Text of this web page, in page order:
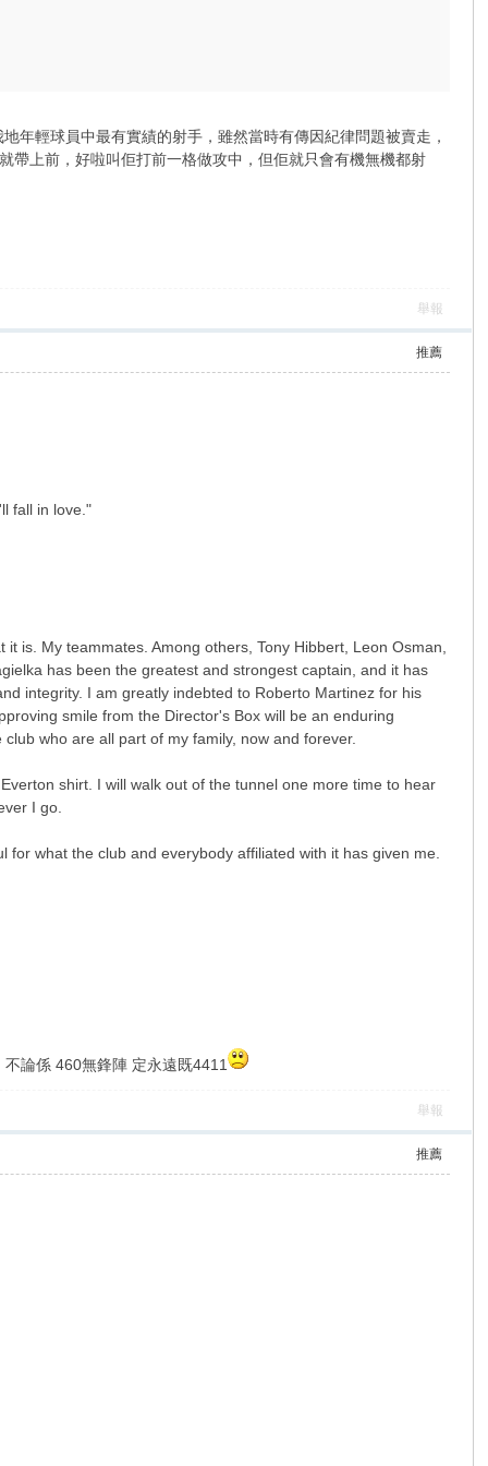
年輕球員中最有實績的射手，雖然當時有傳因紀律問題被賣走，
帶上前，好啦叫佢打前一格做攻中，但佢就只會有機無機都射
舉報
推薦
fall in love."
is. My teammates. Among others, Tony Hibbert, Leon Osman,
has been the greatest and strongest captain, and it has
integrity. I am greatly indebted to Roberto Martinez for his
smile from the Director's Box will be an enduring
who are all part of my family, now and forever.
shirt. I will walk out of the tunnel one more time to hear
I go.
what the club and everybody affiliated with it has given me.
論係 460無鋒陣 定永遠既4411
舉報
推薦